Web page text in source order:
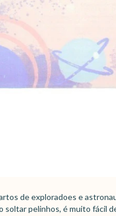
de exploradoes e
soltar pelinhos, é muito fácil